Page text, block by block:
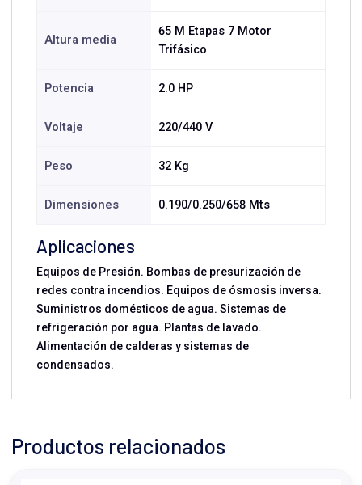
Altura media
65 M Etapas 7 Motor
Trifásico
Potencia 2.0 HP
Voltaje 220/440 V
Peso 32 Kg
Dimensiones 0.190/0.250/658 Mts
Aplicaciones
Equipos de Presión. Bombas de presurización de
redes contra incendios. Equipos de ósmosis inversa.
Suministros domésticos de agua. Sistemas de
refrigeración por agua. Plantas de lavado.
Alimentación de calderas y sistemas de
condensados.
Productos relacionados